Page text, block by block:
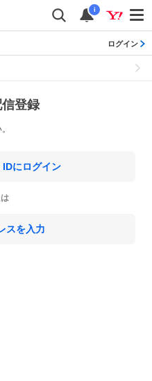
i
ログイン
登録
にログイン
スを入力